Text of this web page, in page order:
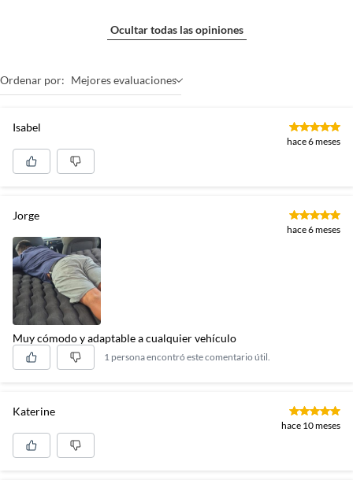
Ocultar todas las opiniones
Ordenar por: Mejores evaluaciones
Isabel
hace 6 meses
Jorge
hace 6 meses
Muy cómodo y adaptable a cualquier vehículo
1 persona encontró este comentario útil.
Katerine
hace 10 meses